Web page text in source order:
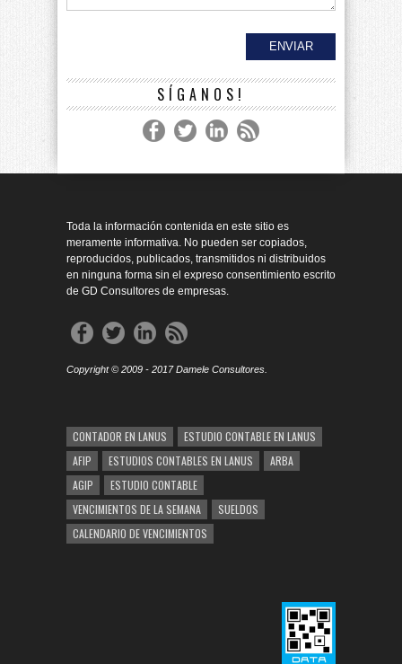
SÍGANOS!
Toda la información contenida en este sitio es
meramente informativa. No pueden ser copiados,
reproducidos, publicados, transmitidos ni distribuidos
en ninguna forma sin el expreso consentimiento escrito
de GD Consultores de empresas.
Copyright © 2009 - 2017 Damele Consultores.
CONTADOR EN LANUS
ESTUDIO CONTABLE EN LANUS
AFIP
ESTUDIOS CONTABLES EN LANUS
ARBA
AGIP
ESTUDIO CONTABLE
VENCIMIENTOS DE LA SEMANA
SUELDOS
CALENDARIO DE VENCIMIENTOS